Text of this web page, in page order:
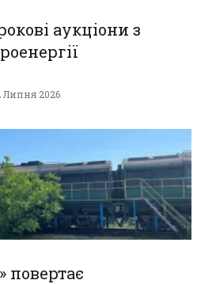
аукціони з
Липня 2026
повертає